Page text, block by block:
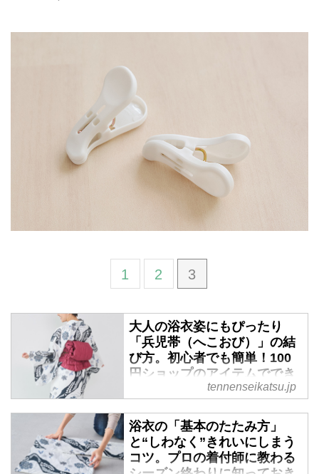
1 2 3
大人の浴衣姿にもぴったり
「兵児帯（へこおび）」の結
び方。初心者でも簡単！100
円ショップのアイテムででき
る“帯アレンジ”も
兵児帯（へこおび）と聞くと「子
どもや男性が浴衣のときに使う
帯」をイメージする方もいるかも
しれませんが、現在はさまざまな
tennenseikatsu.jp
浴衣の「基本のたたみ方」
と“しわなく”きれいにしまう
コツ。プロの着付師に教わる